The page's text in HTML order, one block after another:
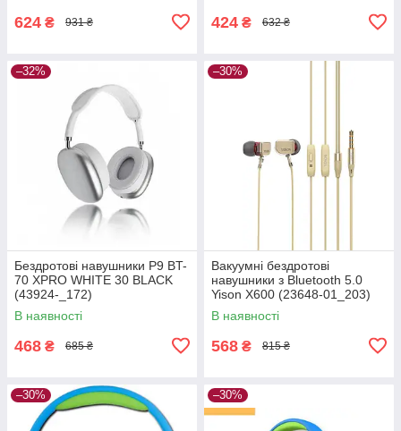
624 ₴ 931 ₴ 424 ₴ 632 ₴
–32%
Бездротові навушники P9 BT-
70 XPRO WHITE 30 BLACK
(43924-_172)
В наявності
468 ₴ 685 ₴
–30%
Вакуумні бездротові
навушники з Bluetooth 5.0
Yison X600 (23648-01_203)
В наявності
568 ₴ 815 ₴
–30% –30%